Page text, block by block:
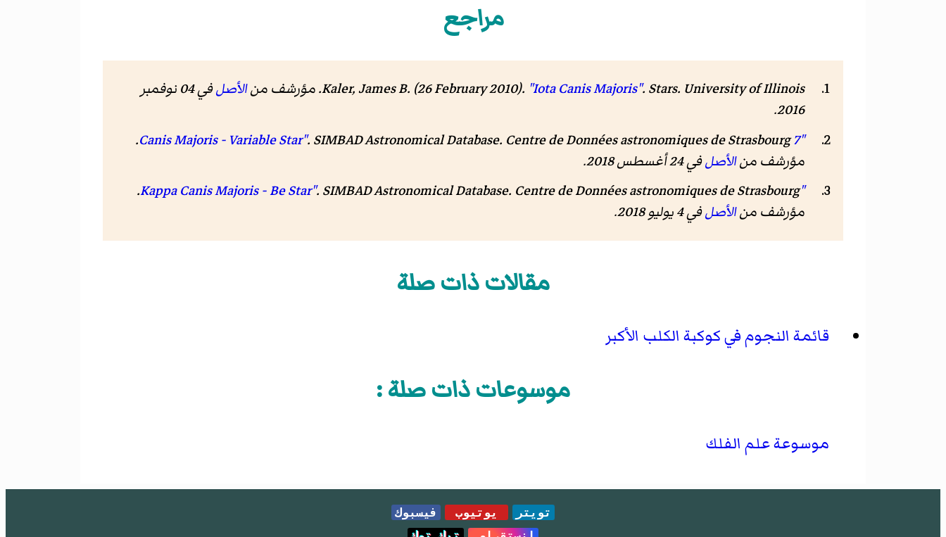
مراجع
Kaler, James B. (26 February 2010). "Iota Canis Majoris". Stars. University of Illinois. مؤرشف من الأصل
في 04 نوفمبر
2016
.
"7 Canis Majoris - Variable Star"
. SIMBAD Astronomical Database
. Centre de Données astronomiques de Strasbourg.
مؤرشف منالأصلفي 24 أغسطس 2018
.
"Kappa Canis Majoris - Be Star"
. SIMBAD Astronomical Database
. Centre de Données astronomiques de Strasbourg.
مؤرشف منالأصلفي 4 يوليو 2018 .
مقالات ذات صلة
قائمة النجوم في كوكبة الكلب الأكبر
موسوعات ذات صلة :
موسوعة علم الفلك
تويتر يوتيوب
فيسبوك